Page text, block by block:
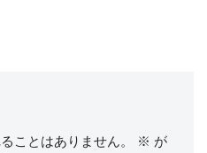
ことはありません。 ※ が